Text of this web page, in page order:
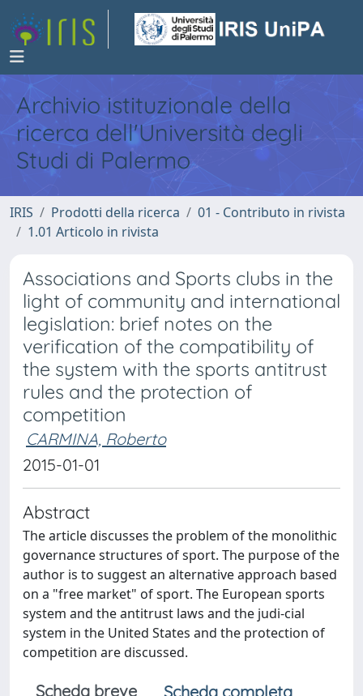
Archivio istituzionale della
ricerca dell'Università degli
Studi di Palermo
IRIS Prodotti della ricerca
01 - Contributo in rivista
1.01 Articolo in rivista
Associations and Sports clubs in the
light of community and international
legislation: brief notes on the
verification of the compatibility of
the system with the sports antitrust
rules and the protection of
competition
CARMINA, Roberto
2015-01-01
Abstract
The article discusses the problem of the monolithic
governance structures of sport. The purpose of the
author is to suggest an alternative approach based
on a "free market" of sport. The European sports
system and the antitrust laws and the judi-cial
system in the United States and the protection of
competition are discussed.
Scheda breve
Scheda completa